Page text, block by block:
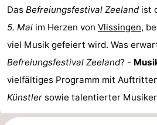
Das Befreiungsfestival Zeelandist
5. Mai im Herzen von Vlissingen,
viel Musik gefeiert wird. Was
Befreiungsfestival Zeeland? -
vielfältiges Programm mit
Künstler sowie talentierter Musiker